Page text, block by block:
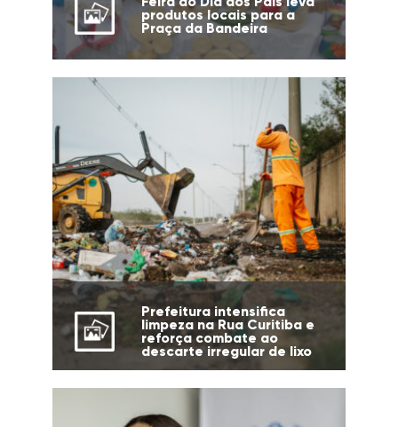
produtos locais para a
Praça da Bandeira
Prefeitura intensifica
limpeza na Rua Curitiba e
reforça combate ao
descarte irregular de lixo